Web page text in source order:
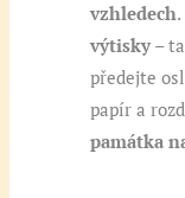
vzhledech
výtisky –
předejte
papír a
památka